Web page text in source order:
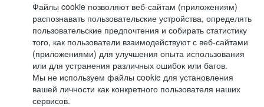
Файлы cookie позволяют веб-сайтам (приложениям)
распознавать пользовательские устройства, определять
пользовательские предпочтения и собирать статистику
того, как пользователи взаимодействуют с веб-сайтами
(приложениями) для улучшения опыта использования
или для устранения различных ошибок или багов.
Мы не используем файлы cookie для установления
вашей личности как конкретного пользователя наших
сервисов.